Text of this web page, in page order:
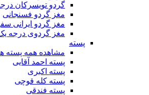
گردو تویسرکان
مغز گردو فسنجانی
مغز گردو ایرانی
مغز گردوی درجه
پسته
مشاهده همه پسته
پسته احمد آقایی
پسته اکبری
پسته کله قوچی
پسته فندقی